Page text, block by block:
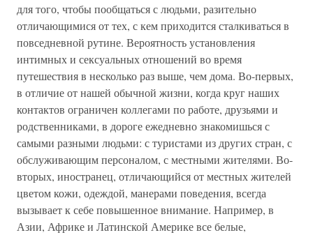
для того, чтобы пообщаться с людьми, разительно
отличающимися от тех, с кем приходится сталкиваться в
повседневной рутине. Вероятность установления
интимных и сексуальных отношений во время
путешествия в несколько раз выше, чем дома. Во-первых,
в отличие от нашей обычной жизни, когда круг наших
контактов ограничен коллегами по работе, друзьями и
родственниками, в дороге ежедневно знакомишься с
самыми разными людьми: с туристами из других стран, с
обслуживающим персоналом, с местными жителями. Во-
вторых, иностранец, отличающийся от местных жителей
цветом кожи, одеждой, манерами поведения, всегда
вызывает к себе повышенное внимание. Например, в
Азии, Африке и Латинской Америке все белые,